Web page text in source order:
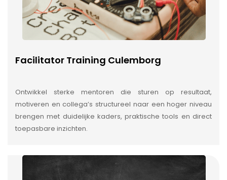
Facilitator Training Culemborg
Ontwikkel sterke mentoren die sturen op resultaat,
motiveren en collega’s structureel naar een hoger niveau
brengen met duidelijke kaders, praktische tools en direct
toepasbare inzichten.